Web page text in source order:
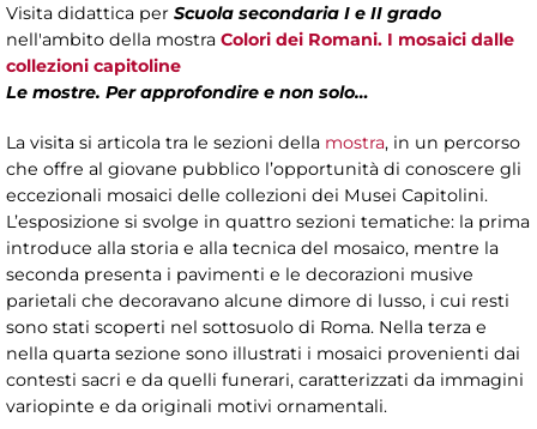
Visita didattica per Scuola secondaria I e II grado
nell'ambito della mostra Colori dei Romani. I mosaici dalle
collezioni capitoline
Le mostre. Per approfondire e non solo…
La visita si articola tra le sezioni della mostra, in un percorso
che offre al giovane pubblico l’opportunità di conoscere gli
eccezionali mosaici delle collezioni dei Musei Capitolini.
L’esposizione si svolge in quattro sezioni tematiche: la prima
introduce alla storia e alla tecnica del mosaico, mentre la
seconda presenta i pavimenti e le decorazioni musive
parietali che decoravano alcune dimore di lusso, i cui resti
sono stati scoperti nel sottosuolo di Roma. Nella terza e
nella quarta sezione sono illustrati i mosaici provenienti dai
contesti sacri e da quelli funerari, caratterizzati da immagini
variopinte e da originali motivi ornamentali.